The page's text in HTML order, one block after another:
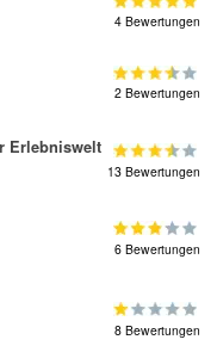
4 Bewertungen
2 Bewertungen
Erlebniswelt
13 Bewertungen
6 Bewertungen
8 Bewertungen